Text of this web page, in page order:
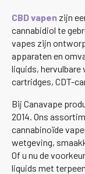
CBD vapen zijn
cannabidiol te
vapes zijn
apparaten en
liquids, hervulbare
cartridges, CDT-
Bij Canavape
2014. Ons
cannabinoïde
wetgeving,
Of u nu de
liquids met